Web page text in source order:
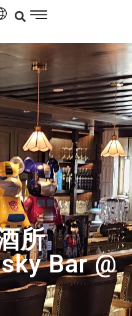
所
Bar @